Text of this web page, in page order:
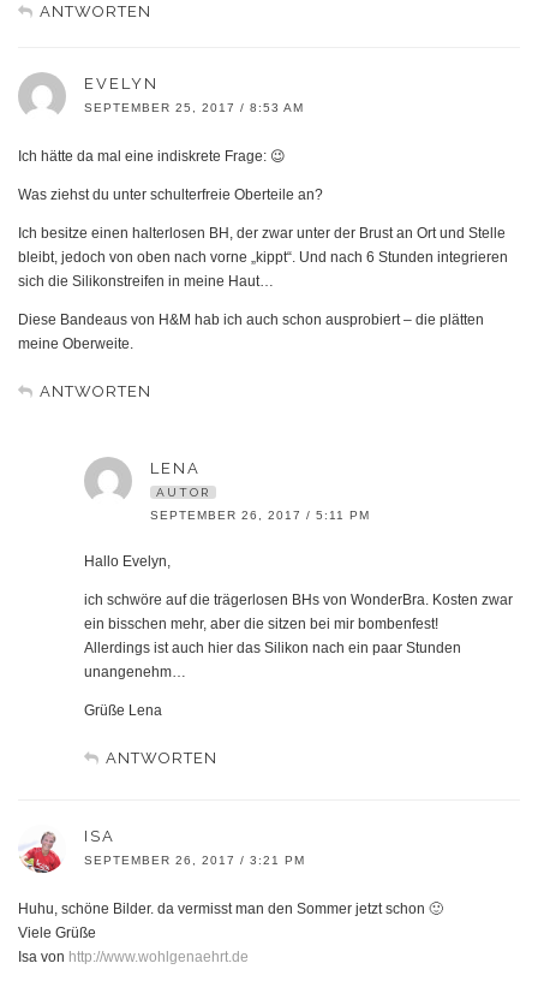
ANTWORTEN
EVELYN
SEPTEMBER 25, 2017 / 8:53 AM
Ich hätte da mal eine indiskrete Frage: 😉
Was ziehst du unter schulterfreie Oberteile an?
Ich besitze einen halterlosen BH, der zwar unter der Brust an Ort und Stelle
bleibt, jedoch von oben nach vorne „kippt“. Und nach 6 Stunden integrieren
sich die Silikonstreifen in meine Haut…
Diese Bandeaus von H&M hab ich auch schon ausprobiert – die plätten
meine Oberweite.
ANTWORTEN
LENA
AUTOR
SEPTEMBER 26, 2017 / 5:11 PM
Hallo Evelyn,
ich schwöre auf die trägerlosen BHs von WonderBra. Kosten zwar
ein bisschen mehr, aber die sitzen bei mir bombenfest!
Allerdings ist auch hier das Silikon nach ein paar Stunden
unangenehm…
Grüße Lena
ANTWORTEN
ISA
SEPTEMBER 26, 2017 / 3:21 PM
Huhu, schöne Bilder. da vermisst man den Sommer jetzt schon 🙂
Viele Grüße
Isa von http://www.wohlgenaehrt.de